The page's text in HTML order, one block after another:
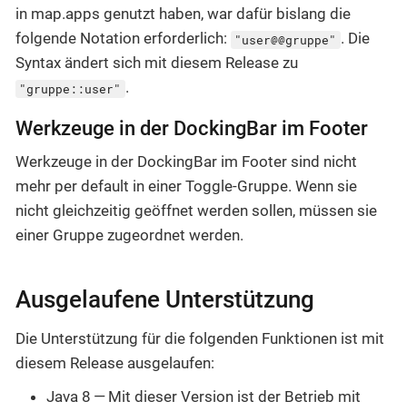
in map.apps genutzt haben, war dafür bislang die
folgende Notation erforderlich:
"user@@gruppe" . Die
Syntax ändert sich mit diesem Release zu
"gruppe::user" .
Werkzeuge in der DockingBar im Footer
Werkzeuge in der DockingBar im Footer sind nicht
mehr per default in einer Toggle-Gruppe. Wenn sie
nicht gleichzeitig geöffnet werden sollen, müssen sie
einer Gruppe zugeordnet werden.
Ausgelaufene Unterstützung
Die Unterstützung für die folgenden Funktionen ist mit
diesem Release ausgelaufen:
Java 8 — Mit dieser Version ist der Betrieb mit